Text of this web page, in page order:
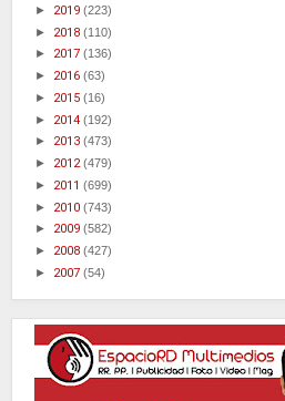
► 2019 (223)
► 2018 (110)
► 2017 (136)
► 2016 (63)
► 2015 (16)
► 2014 (192)
► 2013 (473)
► 2012(479)
► 2011 (699)
► 2010 (743)
► 2009 (582)
► 2008 (427)
► 2007 (54)